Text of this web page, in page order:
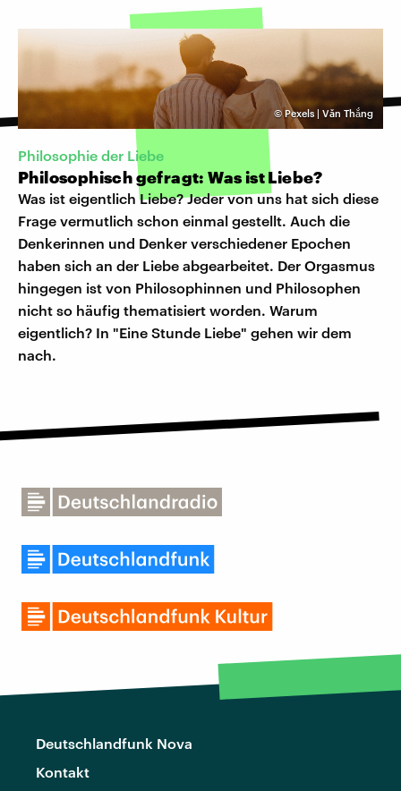
©Pexels | Văn Thắng
Philosophie der Liebe
Philosophisch gefragt: Was ist Liebe?
Was ist eigentlich Liebe? Jeder von uns hat sich diese
Frage vermutlich schon einmal gestellt. Auch die
Denkerinnen und Denker verschiedener Epochen
haben sich an der Liebe abgearbeitet. Der Orgasmus
hingegen ist von Philosophinnen und Philosophen
nicht so häufig thematisiert worden. Warum
eigentlich? In "Eine Stunde Liebe" gehen wir dem
nach.
Deutschlandfunk Nova
Kontakt